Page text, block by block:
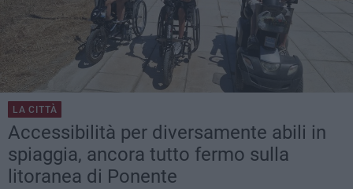
LA CITTÀ
Accessibilità per diversamente abili in
spiaggia, ancora tutto fermo sulla
litoranea di Ponente